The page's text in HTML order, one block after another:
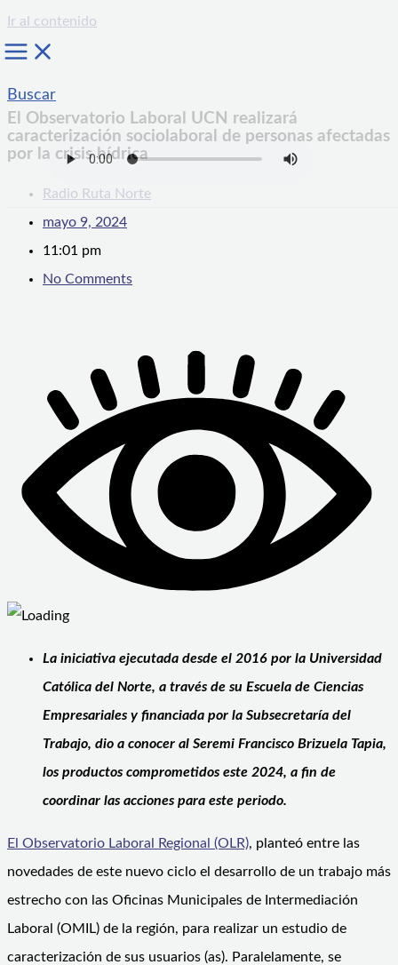
Ir al contenido
Buscar
El Observatorio Laboral UCN realizará
caracterización sociolaboral de personas afectadas
por la crisis hídrica
Radio Ruta Norte
mayo 9, 2024
11:01 pm
No Comments
La iniciativa ejecutada desde el 2016 por la Universidad
Católica del Norte, a través de su Escuela de Ciencias
Empresariales y financiada por la Subsecretaría del
Trabajo, dio a conocer al Seremi Francisco Brizuela Tapia,
los productos comprometidos este 2024, a fin de
coordinar las acciones para este periodo.
El Observatorio Laboral Regional (OLR), planteó entre las
novedades de este nuevo ciclo el desarrollo de un trabajo más
estrecho con las Oficinas Municipales de Intermediación
Laboral (OMIL) de la región, para realizar un estudio de
caracterización de sus usuarios (as). Paralelamente, se